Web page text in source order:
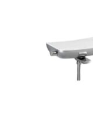
Thiết